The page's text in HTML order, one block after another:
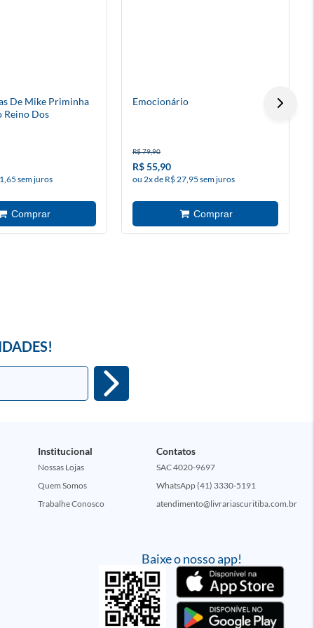
De Mike Priminha
Dos
sem juros
Emocionário
R$ 79,90
R$ 55,90
ou 2x de R$ 27,95 sem juros
Baixe o nosso app!
Institucional
Nossas Lojas
Quem Somos
Trabalhe Conosco
Contatos
SAC 4020-9697
WhatsApp (41) 3330-5191
atendimento@livrariascuritiba.com.br